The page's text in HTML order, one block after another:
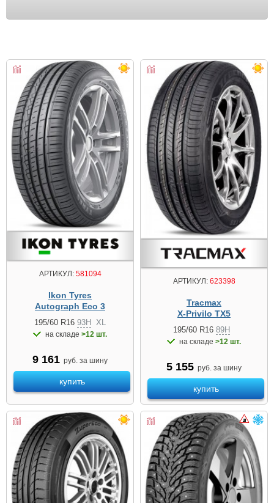
АРТИКУЛ:581094
Ikon Tyres
Autograph Eco 3
195/60 R16 93H XL
на складе >12 шт.
9 161 руб. за шину
купить
АРТИКУЛ:623398
Tracmax
X-Privilo TX5
195/60 R16 89H
на складе >12 шт.
5 155 руб. за шину
купить